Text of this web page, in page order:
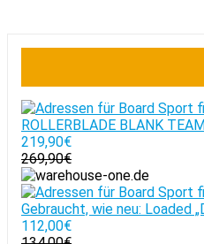
ROLLERBLADE BLANK
219,90€
269,90€
Gebraucht, wie neu: Loaded
112,00€